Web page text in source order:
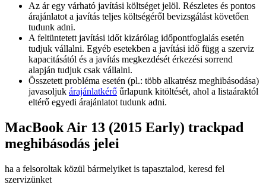
Az ár egy várható javítási költséget jelöl. Részletes és pontos
árajánlatot a javítás teljes költségéről bevizsgálást követően
tudunk adni.
A feltüntetett javítási időt kizárólag időpontfoglalás esetén
tudjuk vállalni. Egyéb esetekben a javítási idő függ a szerviz
kapacitásától és a javítás megkezdését érkezési sorrend
alapján tudjuk csak vállalni.
Összetett probléma esetén (pl.: több alkatrész meghibásodása)
javasoljuk árajánlatkérő űrlapunk kitöltését, ahol a listaáraktól
eltérő egyedi árajánlatot tudunk adni.
MacBook Air 13 (2015 Early) trackpad
meghibásodás jelei
ha a felsoroltak közül bármelyiket is tapasztalod, keresd fel
szervizünket